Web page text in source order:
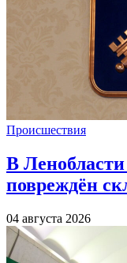
Происшествия
В
повреждён
04 августа 2026